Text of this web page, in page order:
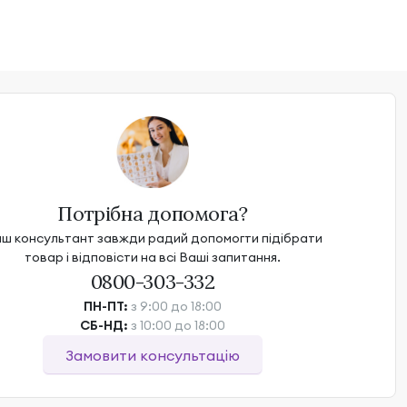
Потрібна допомога?
консультант завжди радий допомогти підібрати
товар і відповісти на всі Ваші запитання.
0800-303-332
ПН-ПТ: з 9:00 до 18:00
СБ-НД: з 10:00 до 18:00
Замовити консультацію